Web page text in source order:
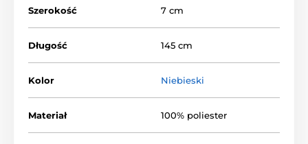
Szerokość 7 cm
Długość 145 cm
Kolor Niebieski
Materiał 100% poliester